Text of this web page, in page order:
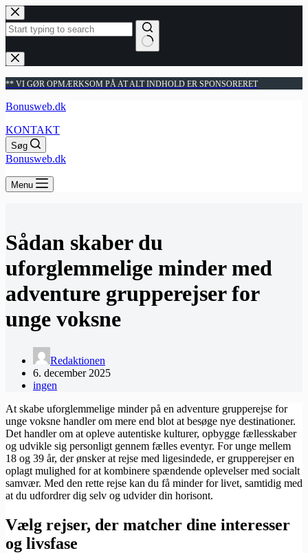
Fortsæt
til
indhold
Ingen
resultater
** VI GØR OPMÆRKSOM PÅ AT ALT INDHOLD ER SPONSORERET
Bonusweb.dk
KONTAKT
Søg
Bonusweb.dk
Menu
Sådan skaber du
uforglemmelige minder med
adventure grupperejser for
unge voksne
Redaktionen
6. december 2025
ingen
At skabe uforglemmelige minder på en adventure grupperejse for
unge voksne handler om mere end blot at besøge nye destinationer.
Det handler om at opleve autentiske kulturer, opbygge fællesskaber
og udvikle sig personligt gennem fælles eventyr. For unge mellem
18 og 39 år, der ønsker at rejse med ligesindede, er grupperejser en
oplagt mulighed for at kombinere spændende oplevelser med socialt
samvær. Med den rette rejse kan du få minder for livet, samtidig med
at du udfordrer dig selv og udvider din horisont.
Vælg rejser, der matcher dine interesser
og livsfase